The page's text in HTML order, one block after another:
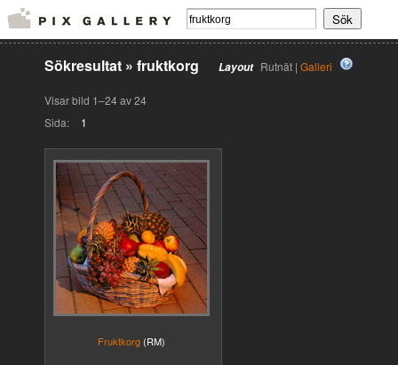
Layout Rutnät | Galleri
Sökresultat » fruktkorg
Visar bild 1–24 av 24
Sida:
1
Fruktkorg (RM)